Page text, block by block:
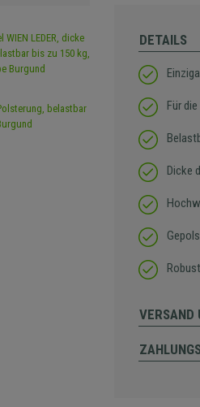
DETAILS
Für
Dicke
VERSAND